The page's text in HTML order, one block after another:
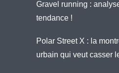
Gravel running :
tendance !
Polar Street X : la
urbain qui veut casser